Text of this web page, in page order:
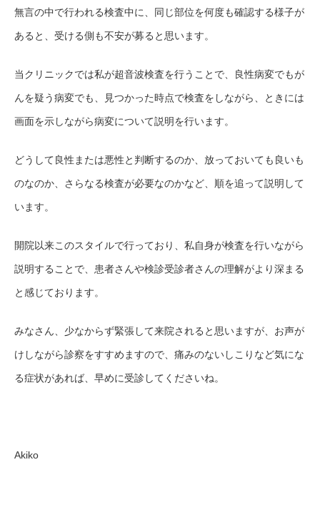
無言の中で行われる検査中に、同じ部位を何度も確認する様子が
あると、受ける側も不安が募ると思います。
当クリニックでは私が超音波検査を行うことで、良性病変でもが
んを疑う病変でも、見つかった時点で検査をしながら、ときには
画面を示しながら病変について説明を行います。
どうして良性または悪性と判断するのか、放っておいても良いも
のなのか、さらなる検査が必要なのかなど、順を追って説明して
います。
開院以来このスタイルで行っており、私自身が検査を行いながら
説明することで、患者さんや検診受診者さんの理解がより深まる
と感じております。
みなさん、少なからず緊張して来院されると思いますが、お声が
けしながら診察をすすめますので、痛みのないしこりなど気にな
る症状があれば、早めに受診してくださいね。
Akiko